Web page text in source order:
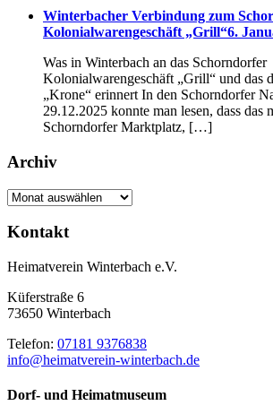
Winterbacher Verbindung zum
Kolonialwarengeschäft „Grill“6.
Was in Winterbach an das Schorndorfer
Kolonialwarengeschäft „Grill“ und das
„Krone“ erinnert In den Schorndorfer
29.12.2025 konnte man lesen, dass das
Schorndorfer Marktplatz, […]
Archiv
Archiv
Kontakt
Heimatverein Winterbach e.V.
Küferstraße 6
73650 Winterbach
Telefon: 07181 9376838
info@heimatverein-winterbach.de
Dorf- und Heimatmuseum